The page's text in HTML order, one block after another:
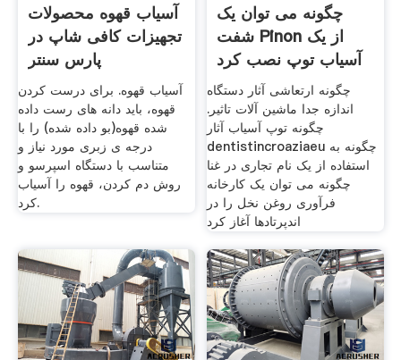
آسیاب قهوه محصولات
تجهیزات کافی شاپ در
پارس سنتر
آسیاب قهوه. برای درست کردن
قهوه، باید دانه های رست داده
شده قهوه(بو داده شده) را با
درجه ی زبری مورد نیاز و
متناسب با دستگاه اسپرسو و
روش دم کردن، قهوه را آسیاب
کرد.
چگونه می توان یک
شفت Pinon از یک
آسیاب توپ نصب کرد
چگونه ارتعاشی آثار دستگاه
اندازه جدا ماشین آلات تاثیر.
چگونه توپ آسیاب آثار
dentistincroaziaeu چگونه به
استفاده از یک نام تجاری در غنا
چگونه می توان یک کارخانه
فرآوری روغن نخل را در
اندپرتادها آغاز کرد